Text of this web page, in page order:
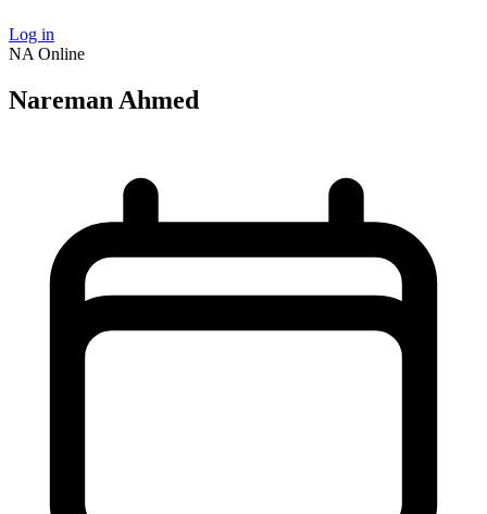
Log in
NA Online
Nareman Ahmed